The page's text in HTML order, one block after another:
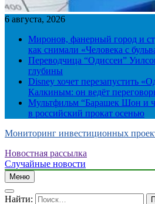
6 августа, 2026
Миронов, фанерный город и
как снимали «Человека с
Переводчица “Одиссеи”
глубины
Disney хочет перезапустить
Калкиным: он ведёт
Мультфильм “Барашек Шон и
в российский прокат осенью
Мониторинг инвестиционных
Новостная рассылка
Случайные новости
Меню
Найти: